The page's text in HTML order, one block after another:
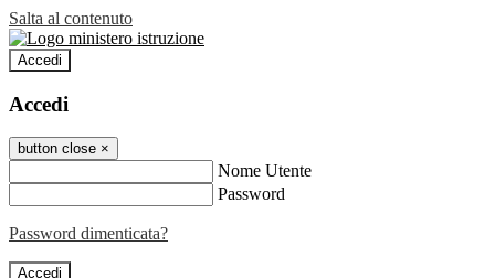
Salta al contenuto
Accedi
Accedi
button close ×
Nome Utente
Password
Password dimenticata?